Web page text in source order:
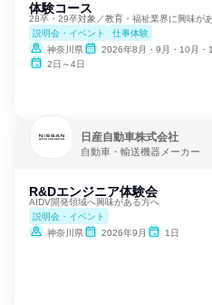
体験コース
28卒・29卒対象／教育・福祉業界に興味が
説明会・イベント
仕事体験
神奈川県
2026年8月・9月・10月・11
2日～4日
日産自動車株式会社
自動車・輸送機器メーカー
R&Dエンジニア体験会
AIDV開発領域へ興味がある方へ
説明会・イベント
神奈川県
2026年9月 1日